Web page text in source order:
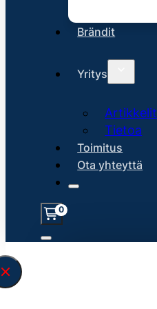
Brändit
Yritys
Artikkelit
Tietoa
Toimitus
Ota yhteyttä
0